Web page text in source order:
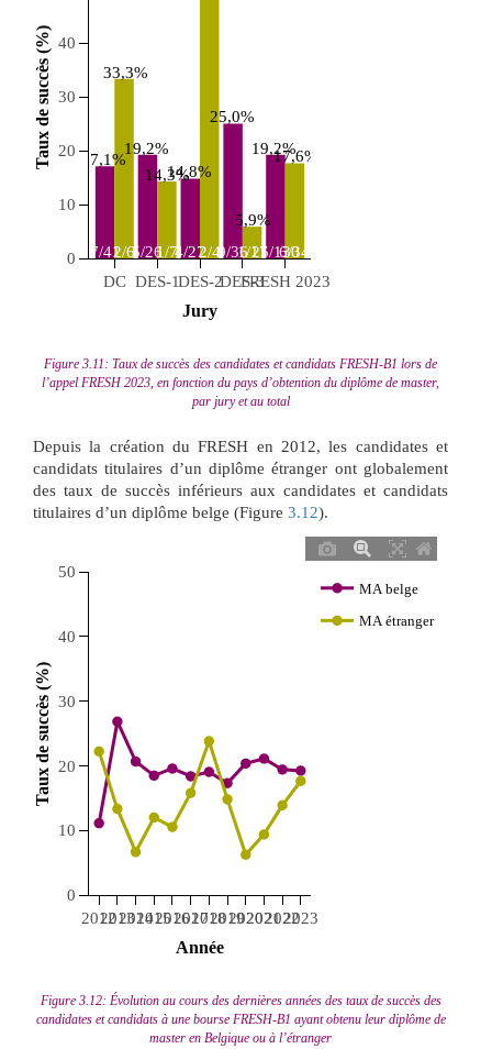
17,1%
19,2%
14,8%
25,0%
19,2%
33,3%
14,3%
5,9%
17,6%
7/41 5/26 4/27 9/3625/130
2/6 1/7 2/4 1/17
6/34
DC DES-1DES-2DES-3
FRESH 2023
0
10
20
30
40
Jury
Taux de succès (%)
Figure 3.11: Taux de succès des candidates et candidats FRESH-B1 lors de
l’appel FRESH 2023, en fonction du pays d’obtention du diplôme de master,
par jury et au total
Depuis la création du FRESH en 2012, les candidates et
candidats titulaires d’un diplôme étranger ont globalement
des taux de succès inférieurs aux candidates et candidats
titulaires d’un diplôme belge (Figure 3.12).
201220132014201520162017201820192020202120222023
0
10
20
30
40
50
MA belge
MA étranger
Année
Taux de succès (%)
Figure 3.12: Évolution au cours des dernières années des taux de succès des
candidates et candidats à une bourse FRESH-B1 ayant obtenu leur diplôme de
master en Belgique ou à l’étranger